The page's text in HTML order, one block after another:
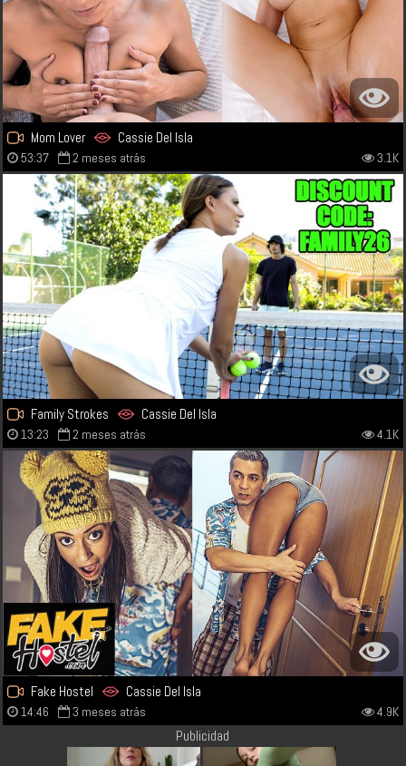
Mom Lover Cassie Del Isla
53:37 2 meses atrás 3.1K
Family Strokes Cassie Del Isla
13:23 2 meses atrás 4.1K
Fake Hostel Cassie Del Isla
14:46 3 meses atrás 4.9K
Publicidad